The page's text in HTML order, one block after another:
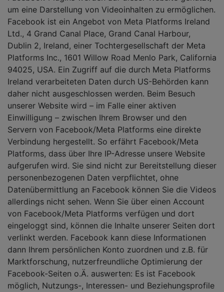
um eine Darstellung von Videoinhalten zu ermöglichen.
Facebook ist ein Angebot von Meta Platforms Ireland
Ltd., 4 Grand Canal Place, Grand Canal Harbour,
Dublin 2, Ireland, einer Tochtergesellschaft der Meta
Platforms Inc., 1601 Willow Road Menlo Park, California
94025, USA. Ein Zugriff auf die durch Meta Platforms
Ireland verarbeiteten Daten durch US-Behörden kann
daher nicht ausgeschlossen werden. Beim Besuch
unserer Website wird – im Falle einer aktiven
Einwilligung – zwischen Ihrem Browser und den
Servern von Facebook/Meta Platforms eine direkte
Verbindung hergestellt. So erfährt Facebook/Meta
Platforms, dass über Ihre IP-Adresse unsere Website
aufgerufen wird. Sie sind nicht zur Bereitstellung dieser
personenbezogenen Daten verpflichtet, ohne
Datenübermittlung an Facebook können Sie die Videos
allerdings nicht sehen. Wenn Sie über einen Account
von Facebook/Meta Platforms verfügen und dort
eingeloggt sind, können die Inhalte unserer Seiten dort
verlinkt werden. Facebook kann diese Informationen
dann Ihrem persönlichen Konto zuordnen und z.B. für
Marktforschung, nutzerfreundliche Optimierung der
Facebook-Seiten o.Ä. auswerten: Es ist Facebook
möglich, Nutzungs-, Interessen- und Beziehungsprofile